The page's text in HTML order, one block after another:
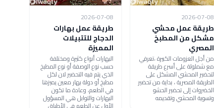
2026-07-08
طريقة عمل محشي
مشكل من المطبخ
المصري
من أجل العزومات الكبيرة ،تعرفي
مع شملولة على أسرع طريقة
لتحضير المحشي المشكل على
الطريقة المصرية ، بداية من تحضير
الخضروات إلى تحضير الحشو
وتسوية المحشي وتقديمه
2026-07-08
طريقة عمل بهارات
الدجاج للتتبيلات
المميزة
البهارات أنواع كثيرة ومختلفة
حسب نوع الوصفة أو نوع المطبخ
الذي يتم فيه التحضير لان لكل
مطبخ أو دولة بهار معين يميزها
في الطعم، وعادة ما تكون
البهارات والتوابل هي المسؤول